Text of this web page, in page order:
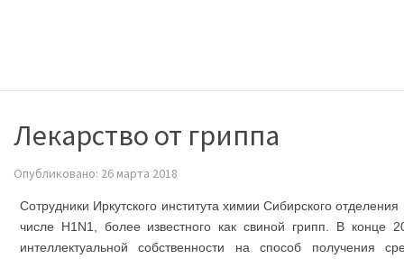
Лекарство от гриппа
Опубликовано: 26 марта 2018
Сотрудники Иркутского института химии Сибирского
числе H1N1, более известного как свиной грипп. В
интеллектуальной собственности на способ получения